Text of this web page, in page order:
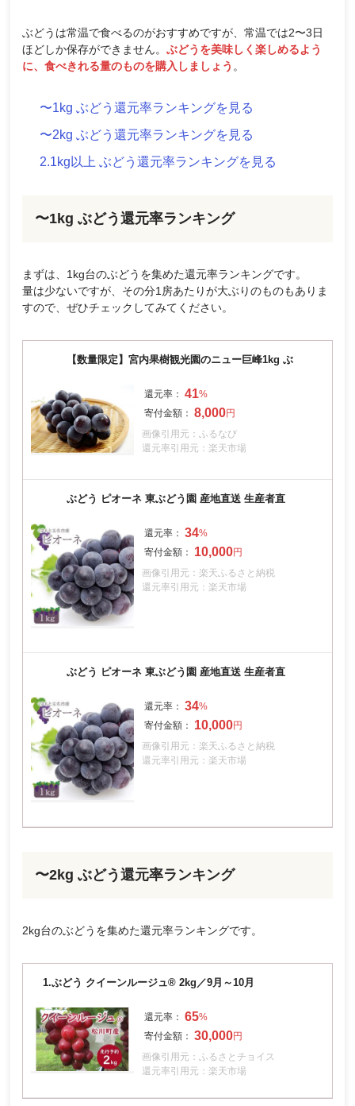
ぶどうは常温で食べるのがおすすめですが、常温では2〜3日
ほどしか保存ができません。ぶどうを美味しく楽しめるよう
に、食べきれる量のものを購入しましょう 。
〜1kg ぶどう還元率ランキングを見る
〜2kg ぶどう還元率ランキングを見る
2.1kg以上 ぶどう還元率ランキングを見る
〜1kg ぶどう還元率ランキング
まずは、1kg台のぶどうを集めた還元率ランキングです。
量は少ないですが、その分1房あたりが大ぶりのものもありま
すので、ぜひチェックしてみてください。
【数量限定】宮内果樹観光園のニュー巨峰1kg ぶ
41
8,000
画像引用元：ふるなび
還元率引用元：楽天市場
ぶどう ピオーネ 東ぶどう園 産地直送 生産者直
34
10,000
画像引用元：楽天ふるさと納税
還元率引用元：楽天市場
ぶどう ピオーネ 東ぶどう園 産地直送 生産者直
34
10,000
画像引用元：楽天ふるさと納税
還元率引用元：楽天市場
〜2kg ぶどう還元率ランキング
2kg台のぶどうを集めた還元率ランキングです。
1.ぶどう クイーンルージュ® 2kg／9月～10月
65
30,000
画像引用元：ふるさとチョイス
還元率引用元：楽天市場